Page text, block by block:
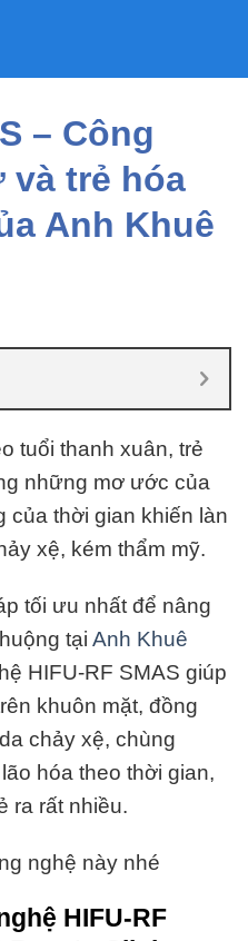
– Công
và trẻ hóa
Anh Khuê
tuổi thanh xuân, trẻ
những mơ ước của
của thời gian khiến làn
xệ, kém thẩm mỹ.
tối ưu nhất để nâng
tại Anh Khuê
HIFU-RF SMAS giúp
khuôn mặt, đồng
chảy xệ, chùng
hóa theo thời gian,
ra rất nhiều.
nghệ này nhé
HIFU-RF